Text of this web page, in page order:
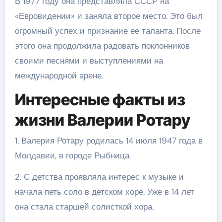
«Евровидении» и заняла второе место. Это был
огромный успех и признание ее таланта. После
этого она продолжила радовать поклонников
своими песнями и выступлениями на
международной арене.
Интересные факты из
жизни Валерии Ротару
1. Валерия Ротару родилась 14 июля 1947 года в
Молдавии, в городе Рыбница.
2. С детства проявляла интерес к музыке и
начала петь соло в детском хоре. Уже в 14 лет
она стала старшей солисткой хора.